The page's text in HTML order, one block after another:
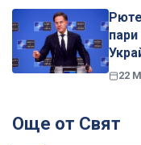
22
Още от Свят